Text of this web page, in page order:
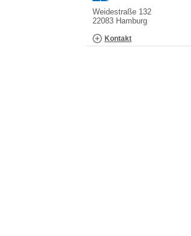
Weidestraße 132
22083 Hamburg
Kontakt